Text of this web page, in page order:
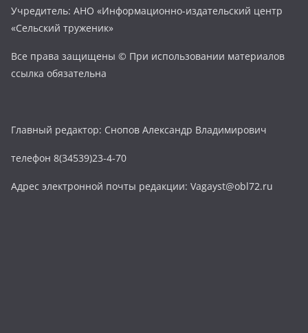
Учредитель: АНО «Информационно-издательский центр
«Сельский труженик»
Все права защищены © При использовании материалов
ссылка обязательна
Главный редактор: Снопов Александр Владимирович
телефон 8(34539)23-4-70
Адрес электронной почты редакции: Vagayst@obl72.ru